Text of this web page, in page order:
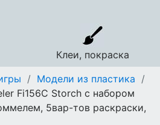
Клеи, покраска
/ Модели из пластика /
Fi156C Storch с набором
5вар-тов раскраски,